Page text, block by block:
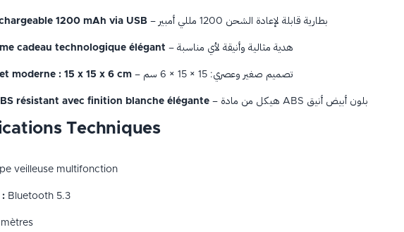
1200 mAh via USB – بطارية قابلة لإعادة الشحن 1200 مللي أمبير
cadeau technologique élégant – هدية مثالية وأنيقة لأي مناسبة
moderne : 15 x 15 x 6 cm – تصميم صغير وعصري: 15 × 15 × 6 سم
résistant avec finition blanche élégante – هيكل من مادة ABS بلون أبيض أنيق
Techniques
veilleuse multifonction
: Bluetooth 5.3
mètres